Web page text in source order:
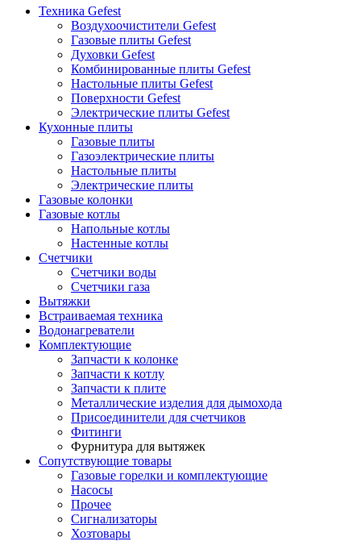
Техника Gefest
Воздухоочистители Gefest
Газовые плиты Gefest
Духовки Gefest
Комбинированные плиты Gefest
Настольные плиты Gefest
Поверхности Gefest
Электрические плиты Gefest
Кухонные плиты
Газовые плиты
Газоэлектрические плиты
Настольные плиты
Электрические плиты
Газовые колонки
Газовые котлы
Напольные котлы
Настенные котлы
Счетчики
Счетчики воды
Счетчики газа
Вытяжки
Встраиваемая техника
Водонагреватели
Комплектующие
Запчасти к колонке
Запчасти к котлу
Запчасти к плите
Металлические изделия для дымохода
Присоединители для счетчиков
Фитинги
Фурнитура для вытяжек
Сопутствующие товары
Газовые горелки и комплектующие
Насосы
Прочее
Сигнализаторы
Хозтовары